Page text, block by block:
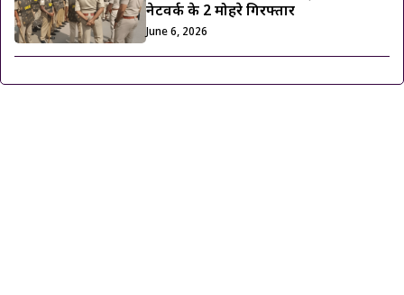
नेटवर्क के 2 मोहरे गिरफ्तार
June 6, 2026